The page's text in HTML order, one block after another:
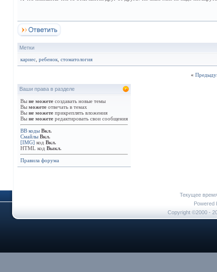
Метки
кариес ребенок стоматология
«
Ваши права в разделе
Вы не можете создавать новые темы
Вы можете отвечать в темах
Вы не можете прикреплять вложения
Вы не можете редактировать свои сообщения
BB коды Вкл.
Смайлы Вкл.
[IMG] код Вкл.
HTML код Выкл.
Правила форума
Текущее
Powered
Copyright ©2000 -